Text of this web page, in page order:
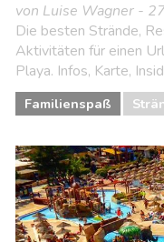
von Luise Wagner -
Die besten Strände,
Aktivitäten für einen
Playa. Infos, Karte,
Familienspaß